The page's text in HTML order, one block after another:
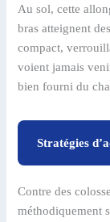
Au sol, cette
bras atteignent
compact,
voient jamais
bien fourni du
Stratégies
Contre des
méthodiquement